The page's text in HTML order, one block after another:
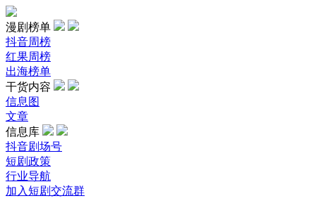
漫剧榜单
抖音周榜
红果周榜
出海榜单
干货内容
信息图
文章
信息库
抖音剧场号
短剧政策
行业导航
加入短剧交流群